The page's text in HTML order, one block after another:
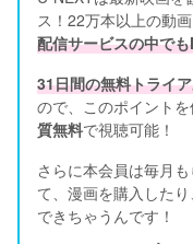
ス！22万本以上の動
配信サービスの中で
31日間の無料トライ
ので、このポイント
質無料で視聴可能！
さらに本会員は毎月も
て、漫画を購入した
できちゃうんです！